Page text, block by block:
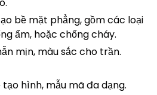
bề mặt phẳng, gồm các loại
ẩm, hoặc chống cháy.
mịn, màu sắc cho trần.
hình, mẫu mã đa dạng.